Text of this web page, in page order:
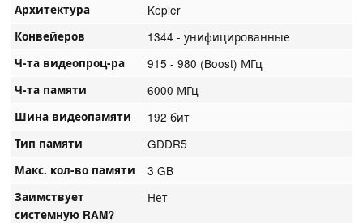
Архитектура Kepler
Конвейеров 1344 - унифицированные
Ч-та видеопроц-ра 915 - 980 (Boost) МГц
Ч-та памяти 6000 МГц
Шина видеопамяти 192 бит
Тип памяти GDDR5
Макс. кол-во памяти 3 GB
Заимствует
системную RAM?
Нет